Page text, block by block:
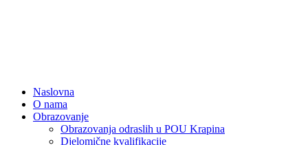
Naslovna
O nama
Obrazovanje
Obrazovanja odraslih u POU Krapina
Djelomične kvalifikacije